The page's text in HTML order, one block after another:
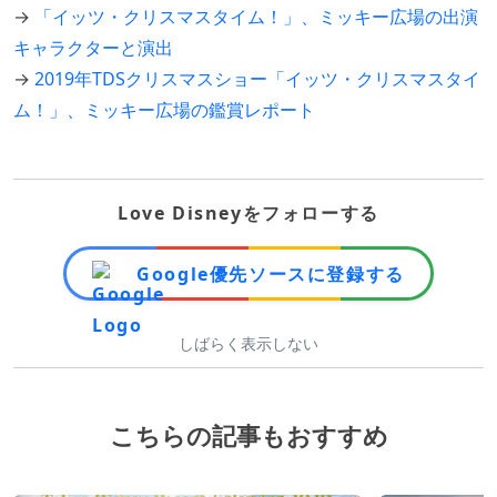
→
「イッツ・クリスマスタイム！」、ミッキー広場の出演
キャラクターと演出
→ 2019年TDSクリスマスショー「イッツ・クリスマスタイ
ム！」、ミッキー広場の鑑賞レポート
Love Disneyをフォローする
Google優先ソースに登録する
しばらく表示しない
こちらの記事もおすすめ